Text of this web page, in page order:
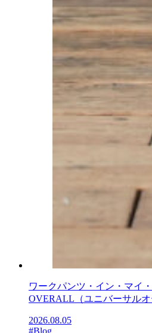
ワークパンツ・イン・マイ
OVERALL（ユニバーサルオ
2026.08.05
#Blog